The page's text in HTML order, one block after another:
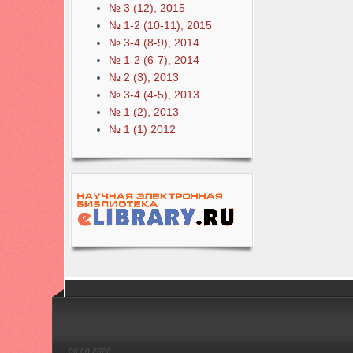
№ 3 (12), 2015
№ 1-2 (10-11), 2015
№ 3-4 (8-9), 2014
№ 1-2 (6-7), 2014
№ 2 (3), 2013
№ 3-4 (4-5), 2013
№ 1 (2), 2013
№ 1 (1) 2012
06.08.2026